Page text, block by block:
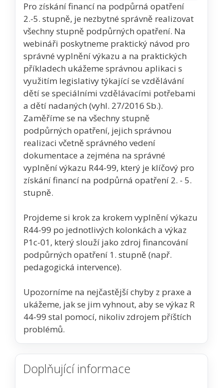
Pro získání financí na podpůrná opatření
2.-5. stupně, je nezbytné správně realizovat
všechny stupně podpůrných opatření. Na
webináři poskytneme praktický návod pro
správné vyplnění výkazu a na praktických
příkladech ukážeme správnou aplikaci s
využitím legislativy týkající se vzdělávání
dětí se speciálními vzdělávacími potřebami
a dětí nadaných (vyhl. 27/2016 Sb.).
Zaměříme se na všechny stupně
podpůrných opatření, jejich správnou
realizaci včetně správného vedení
dokumentace a zejména na správné
vyplnění výkazu R44-99, který je klíčový pro
získání financí na podpůrná opatření 2. - 5.
stupně.
Projdeme si krok za krokem vyplnění výkazu
R44-99 po jednotlivých kolonkách a výkaz
P1c-01, který slouží jako zdroj financování
podpůrných opatření 1. stupně (např.
pedagogická intervence).
Upozorníme na nejčastější chyby z praxe a
ukážeme, jak se jim vyhnout, aby se výkaz R
44-99 stal pomocí, nikoliv zdrojem příštích
problémů.
Doplňující informace